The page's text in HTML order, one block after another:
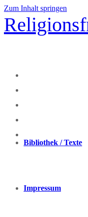
Zum Inhalt springen
Bibliothek / Texte
Impressum